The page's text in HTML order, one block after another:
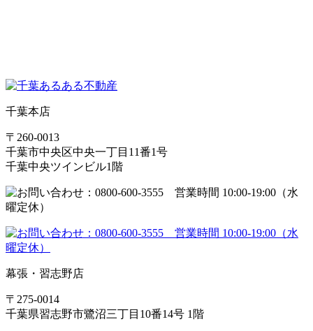
千葉本店
〒260-0013
千葉市中央区中央一丁目11番1号
千葉中央ツインビル1階
幕張・習志野店
〒275-0014
千葉県習志野市鷺沼三丁目10番14号 1階